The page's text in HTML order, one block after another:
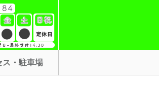
ス・駐車場